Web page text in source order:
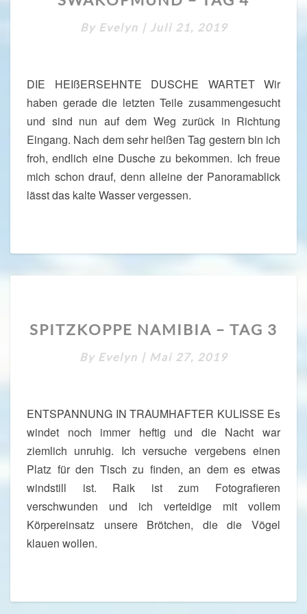
K
U
N
D
–
A
G
4
By Evelyn | Juli 21, 2019
DIE HEIßERSEHNTE DUSCHE WARTET Wir
haben gerade die letzten Teile zusammengesucht
und sind nun auf dem Weg zurück in Richtung
Eingang. Nach dem sehr heißen Tag gestern bin ich
froh, endlich eine Dusche zu bekommen. Ich freue
mich schon drauf, denn alleine der Panoramablick
lässt das kalte Wasser vergessen.
P
T
P
P
E
N
A
M
B
A
SPITZKOPPE NAMIBIA – TAG 3
By Evelyn | Mai 27, 2019
ENTSPANNUNG IN TRAUMHAFTER KULISSE Es
windet noch immer heftig und die Nacht war
ziemlich unruhig. Ich versuche vergebens einen
Platz für den Tisch zu finden, an dem es etwas
windstill ist. Raik ist zum Fotografieren
verschwunden und ich verteidige mit vollem
Körpereinsatz unsere Brötchen, die die Vögel
klauen wollen.